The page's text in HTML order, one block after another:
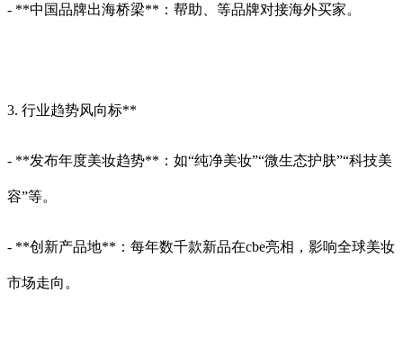
- **中国品牌出海桥梁**：帮助、等品牌对接海外买家。
3. 行业趋势风向标**
- **发布年度美妆趋势**：如“纯净美妆”“微生态护肤”“科技美
容”等。
- **创新产品地**：每年数千款新品在cbe亮相，影响全球美妆
市场走向。